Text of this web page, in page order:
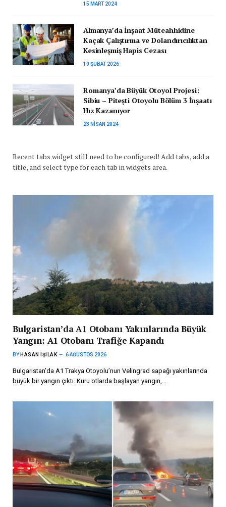
15 MART 2024
Almanya’da İnşaat Müteahhidine
Kaçak Çalıştırma ve Dolandırıcılıktan
Kesinleşmiş Hapis Cezası
10 ŞUBAT 2026
Romanya’da Büyük Otoyol Projesi:
Sibiu – Pitești Otoyolu Bölüm 3 İnşaatı
Hız Kazanıyor
23 NISAN 2024
Recent tabs widget still need to be configured! Add tabs, add a
title, and select type for each tab in widgets area.
Bulgaristan’da A1 Otobanı Yakınlarında Büyük
Yangın: A1 Otobanı Trafiğe Kapandı
BY HASAN IŞILAK 6 AĞUSTOS 2026
Bulgaristan’da A1 Trakya Otoyolu’nun Velingrad sapağı yakınlarında
büyük bir yangın çıktı. Kuru otlarda başlayan yangın,…